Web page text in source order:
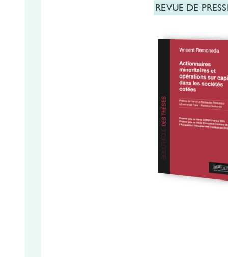
REVUE DE